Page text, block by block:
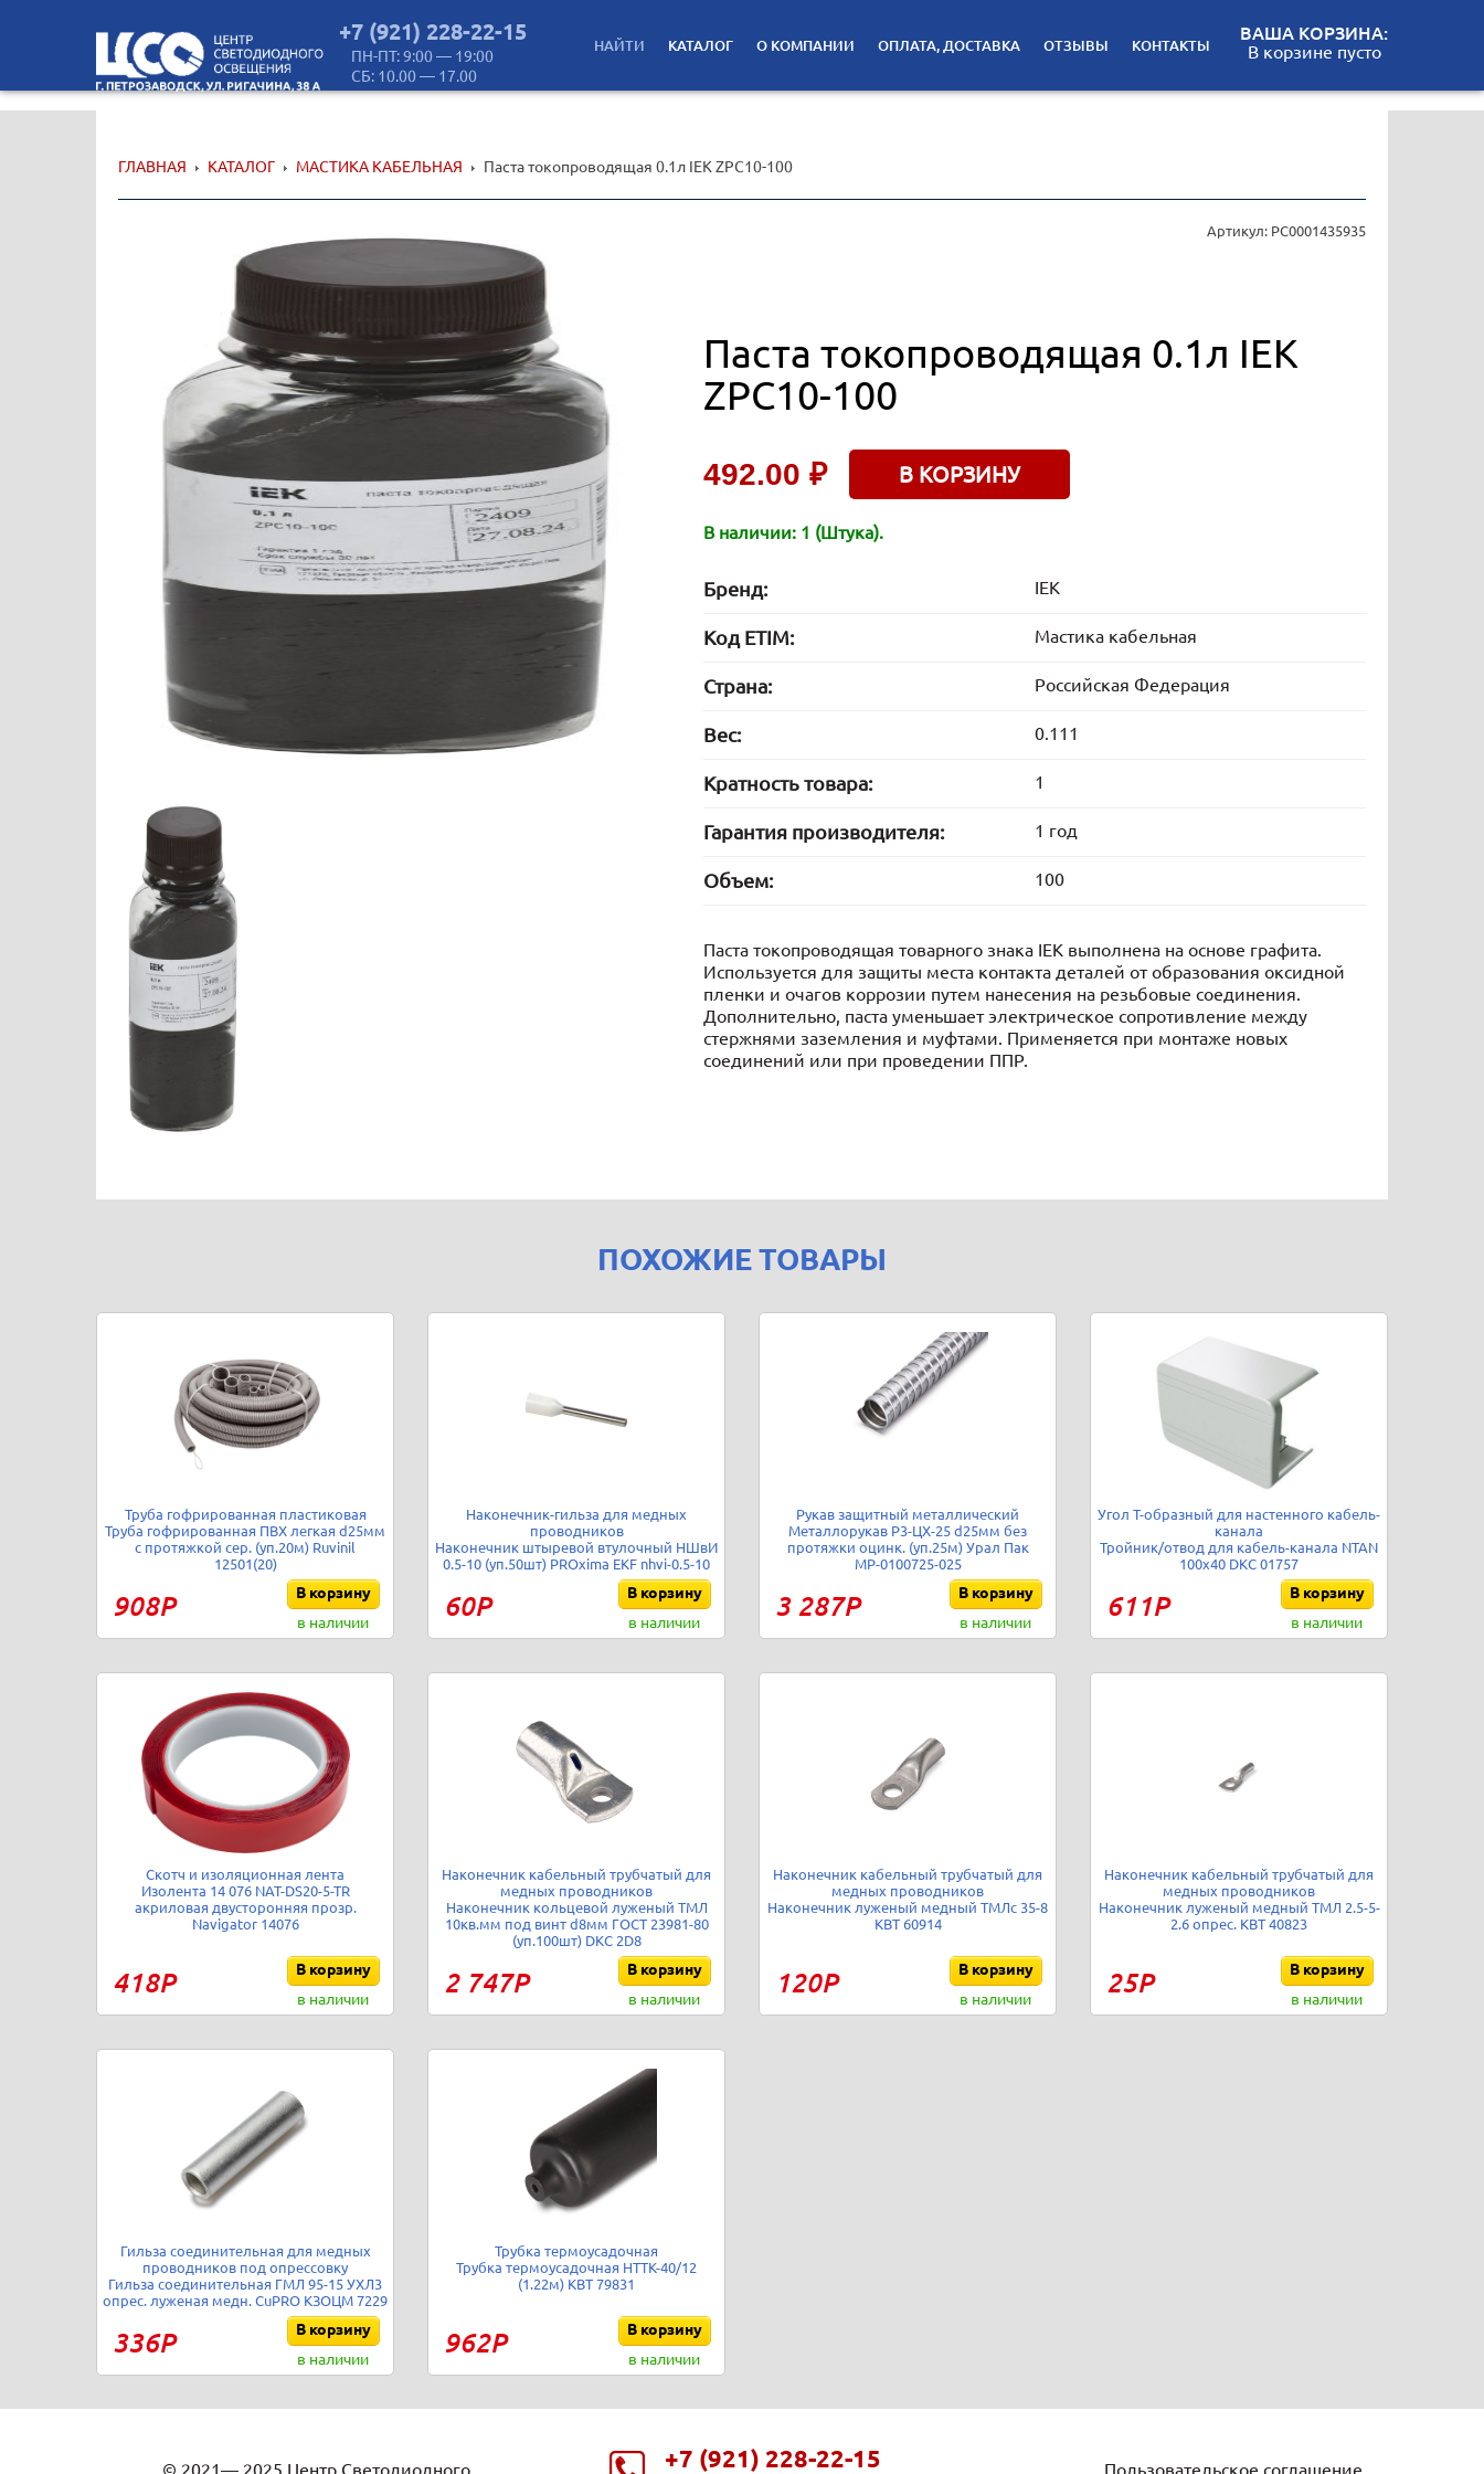
+7 (921) 228-22-15
ПН-ПТ: 9:00 — 19:00
СБ: 10.00 — 17.00
НАЙТИ КАТАЛОГ О КОМПАНИИ ОПЛАТА, ДОСТАВКА ОТЗЫВЫ КОНТАКТЫ
ВАША КОРЗИНА:
В корзине пусто
ГЛАВНАЯ КАТАЛОГ МАСТИКА КАБЕЛЬНАЯ Паста токопроводящая 0.1л IEK ZPC10-100
Артикул: РС0001435935
Паста токопроводящая 0.1л IEK
ZPC10-100
492.00 ₽ В КОРЗИНУ
В наличии: 1 (Штука).
Бренд: IEK
Код ETIM: Мастика кабельная
Страна: Российская Федерация
Вес: 0.111
Кратность товара: 1
Гарантия производителя: 1 год
Объем: 100
Паста токопроводящая товарного знака IEK выполнена на основе графита.
Используется для защиты места контакта деталей от образования оксидной
пленки и очагов коррозии путем нанесения на резьбовые соединения.
Дополнительно, паста уменьшает электрическое сопротивление между
стержнями заземления и муфтами. Применяется при монтаже новых
соединений или при проведении ППР.
ПОХОЖИЕ ТОВАРЫ
Труба гофрированная пластиковая
Труба гофрированная ПВХ легкая d25мм
с протяжкой сер. (уп.20м) Ruvinil
12501(20)
908Р
В корзину
в наличии
Наконечник-гильза для медных
проводников
Наконечник штыревой втулочный НШвИ
0.5-10 (уп.50шт) PROxima EKF nhvi-0.5-10
60Р
В корзину
в наличии
Рукав защитный металлический
Металлорукав Р3-ЦХ-25 d25мм без
протяжки оцинк. (уп.25м) Урал Пак
МР-0100725-025
3 287Р
В корзину
в наличии
Угол Т-образный для настенного кабель-
канала
Тройник/отвод для кабель-канала NTAN
100х40 DKC 01757
611Р
В корзину
в наличии
Скотч и изоляционная лента
Изолента 14 076 NAT-DS20-5-TR
акриловая двусторонняя прозр.
Navigator 14076
418Р
В корзину
в наличии
Наконечник кабельный трубчатый для
медных проводников
Наконечник кольцевой луженый ТМЛ
10кв.мм под винт d8мм ГОСТ 23981-80
(уп.100шт) DKC 2D8
2 747Р
В корзину
в наличии
Наконечник кабельный трубчатый для
медных проводников
Наконечник луженый медный ТМЛс 35-8
КВТ 60914
120Р
В корзину
в наличии
Наконечник кабельный трубчатый для
медных проводников
Наконечник луженый медный ТМЛ 2.5-5-
2.6 опрес. КВТ 40823
25Р
В корзину
в наличии
Гильза соединительная для медных
проводников под опрессовку
Гильза соединительная ГМЛ 95-15 УХЛ3
опрес. луженая медн. CuPRO КЗОЦМ 7229
336Р
В корзину
в наличии
Трубка термоусадочная
Трубка термоусадочная НТТК-40/12
(1.22м) КВТ 79831
962Р
В корзину
в наличии
© 2021— 2025 Центр Светодиодного +7 (921) 228-22-15 Пользовательское соглашение